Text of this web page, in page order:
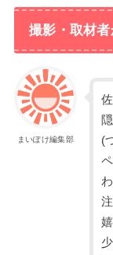
撮影・取材
まいぽけ編集部
(